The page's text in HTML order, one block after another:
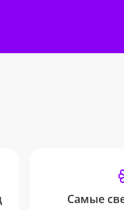
Самые